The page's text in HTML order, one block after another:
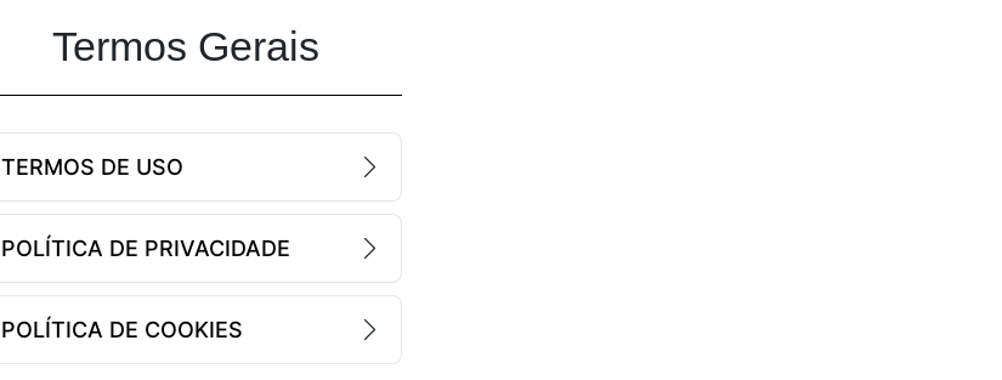
Termos Gerais
TERMOS DE USO
POLÍTICA DE PRIVACIDADE
POLÍTICA DE COOKIES